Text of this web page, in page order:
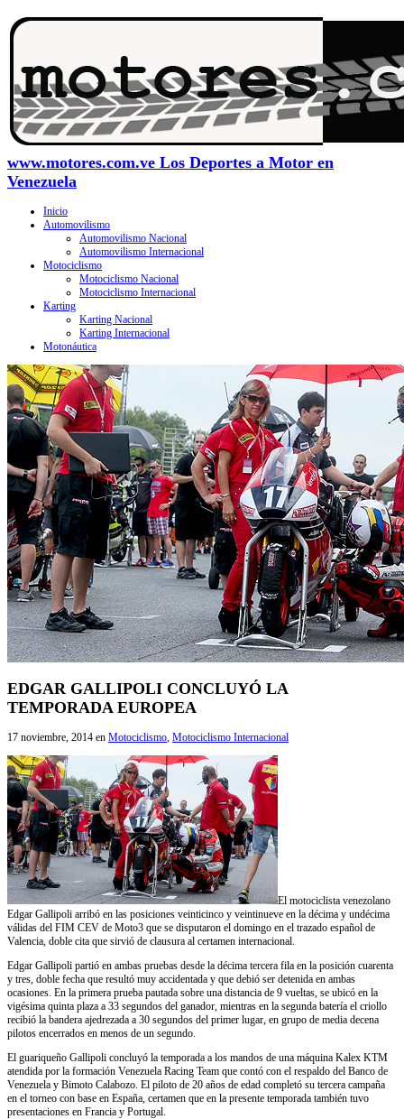
www.motores.com.ve Los Deportes a Motor en
Venezuela
Inicio
Automovilismo
Automovilismo Nacional
Automovilismo Internacional
Motociclismo
Motociclismo Nacional
Motociclismo Internacional
Karting
Karting Nacional
Karting Internacional
Motonáutica
EDGAR GALLIPOLI CONCLUYÓ LA
TEMPORADA EUROPEA
17 noviembre, 2014 en Motociclismo Motociclismo Internacional
El motociclista venezolano
Edgar Gallipoli arribó en las posiciones veinticinco y veintinueve en la décima y undécima
válidas del FIM CEV de Moto3 que se disputaron el domingo en el trazado español de
Valencia, doble cita que sirvió de clausura al certamen internacional.
Edgar Gallipoli partió en ambas pruebas desde la décima tercera fila en la posición cuarenta
y tres, doble fecha que resultó muy accidentada y que debió ser detenida en ambas
ocasiones. En la primera prueba pautada sobre una distancia de 9 vueltas, se ubicó en la
vigésima quinta plaza a 33 segundos del ganador, mientras en la segunda batería el criollo
recibió la bandera ajedrezada a 30 segundos del primer lugar, en grupo de media decena
pilotos encerrados en menos de un segundo.
El guariqueño Gallipoli concluyó la temporada a los mandos de una máquina Kalex KTM
atendida por la formación Venezuela Racing Team que contó con el respaldo del Banco de
Venezuela y Bimoto Calabozo. El piloto de 20 años de edad completó su tercera campaña
en el torneo con base en España, certamen que en la presente temporada también tuvo
presentaciones en Francia y Portugal.